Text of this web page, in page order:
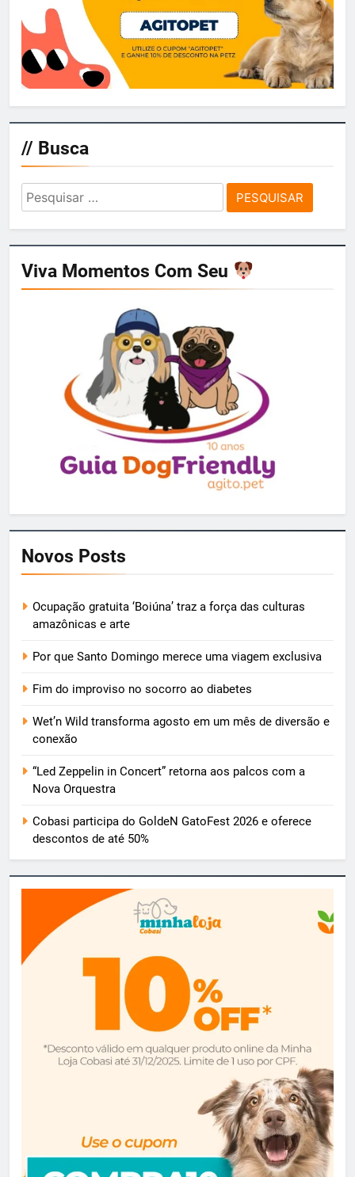
// Busca
Pesquisar
por:
Viva Momentos Com Seu
Novos Posts
Ocupação gratuita ‘Boiúna’ traz a força das culturas
amazônicas e arte
Por que Santo Domingo merece uma viagem exclusiva
Fim do improviso no socorro ao diabetes
Wet’n Wild transforma agosto em um mês de diversão e
conexão
“Led Zeppelin in Concert” retorna aos palcos com a
Nova Orquestra
Cobasi participa do GoldeN GatoFest 2026 e oferece
descontos de até 50%